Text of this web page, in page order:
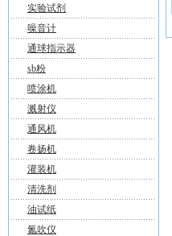
实验试剂
噪音计
通球指示器
sb粉
喷涂机
溅射仪
通风机
卷扬机
灌装机
清洗剂
油试纸
氮吹仪